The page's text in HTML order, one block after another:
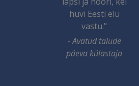
huvi Eesti elu
vastu."
- Avatud talude
päeva külastaja